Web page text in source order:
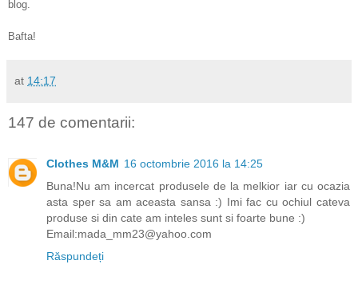
blog.
Bafta!
at 14:17
147 de comentarii:
Clothes M&M 16 octombrie 2016 la 14:25
Buna!Nu am incercat produsele de la melkior iar cu ocazia
asta sper sa am aceasta sansa :) Imi fac cu ochiul cateva
produse si din cate am inteles sunt si foarte bune :)
Email:mada_mm23@yahoo.com
Răspundeți